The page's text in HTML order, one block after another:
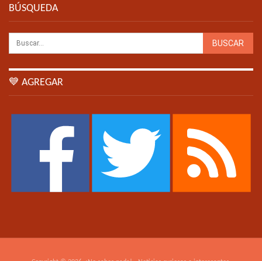
BÚSQUEDA
💙 AGREGAR